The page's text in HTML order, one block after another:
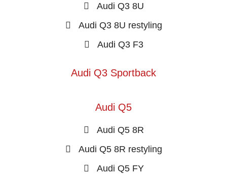
Audi Q3 8U
Audi Q3 8U restyling
Audi Q3 F3
Audi Q3 Sportback
Audi Q5
Audi Q5 8R
Audi Q5 8R restyling
Audi Q5 FY